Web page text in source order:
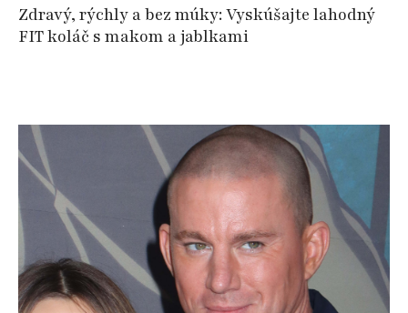
Zdravý, rýchly a bez múky: Vyskúšajte lahodný
FIT koláč s makom a jablkami